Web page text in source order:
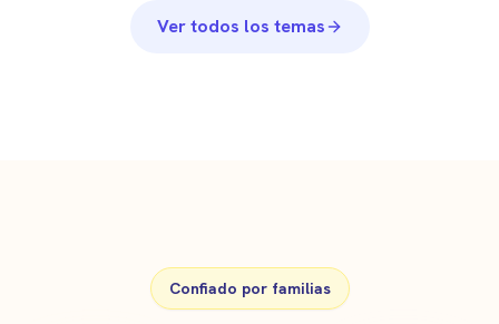
Ver todos los temas
Confiado por familias